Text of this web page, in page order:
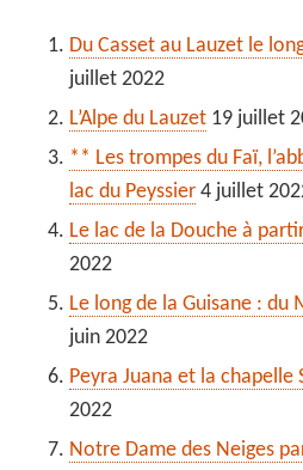
Du Casset au Lauzet le
juillet 2022
L’Alpe du Lauzet 19 juillet
** Les trompes du Faï,
lac du Peyssier 4 juillet
Le lac de la Douche à
2022
Le long de la Guisane : du
juin 2022
Peyra Juana et la chapelle
2022
Notre Dame des Neiges